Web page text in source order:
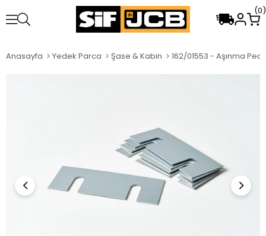
0
Anasayfa Yedek Parca Şase & Kabin 162/01553 - Aşınma